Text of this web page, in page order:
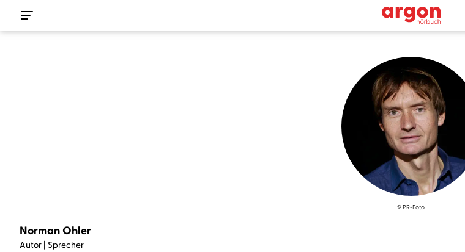
© PR-Foto
Norman Ohler
Autor | Sprecher